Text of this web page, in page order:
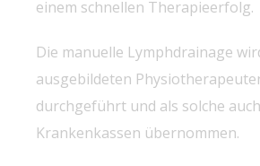
einem schnellen Therapieerfolg.
Die manuelle Lymphdrainage
ausgebildeten
durchgeführt und als solche
Krankenkassen übernommen.